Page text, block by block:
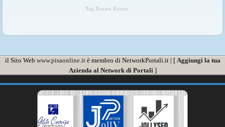
Tag Renato Raimo
il Sito Web www.pisaonline.itè membro di NetworkPortali.it | [ Aggiungi la tua
Azienda al Network di Portali]